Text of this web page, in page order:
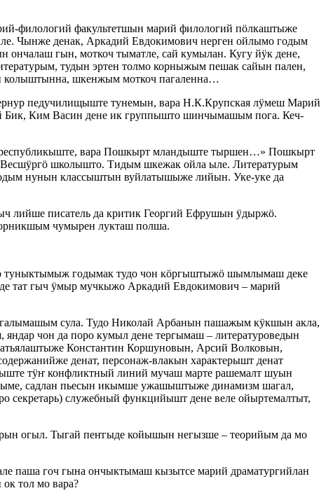
филологий факультетшын марий филологий пӧлкаштыже
Чынже денак, Аркадий Евдокимович нерген ойлымо годым
гын, моткоч тыматле, сай кумылан. Кугу йӱк дене,
тудын эртен толмо корныжым пешак сайын пален,
колыштынна, шкенжым моткоч пагаленна…
педучилищыште тунемын, вара Н.К.Крупская лӱмеш Марий
Бик, Ким Васин дене ик группышто шинчымашым пога. Кеч-
вара Пошкырт мландыште тыршен…» Пошкырт
школышто. Тидым шкежак ойла ыле. Литературым
нунын классыштын вуйлатышыже лийын. Уке-уке да
писатель да критик Георгий Ефрушын ӱдыржӧ.
чумырен лукташ полша.
годымак тудо чон кӧргыштыжӧ шымлымаш деке
гыч ӱмыр мучкыжо Аркадий Евдокимович – марий
сула. Тудо Николай Арбанын пашажым кӱкшын акла,
чон да поро кумыл дене тергымаш – литературоведын
Константин Коршуновын, Арсий Волковын,
денат, персонаж-влакын характерышт денат
тӱҥ конфликтный линий мучаш марте рашемалт шуын
садлан пьесын икымше ужашыштыже динамизм шагал,
служебный функцийышт дене веле ойыртемалтыт,
огыл. Тыгай пеҥгыде койышын негызше – теорийым да мо
паша гоч гына ончыктымаш кызытсе марий драматургийлан
тол мо вара?